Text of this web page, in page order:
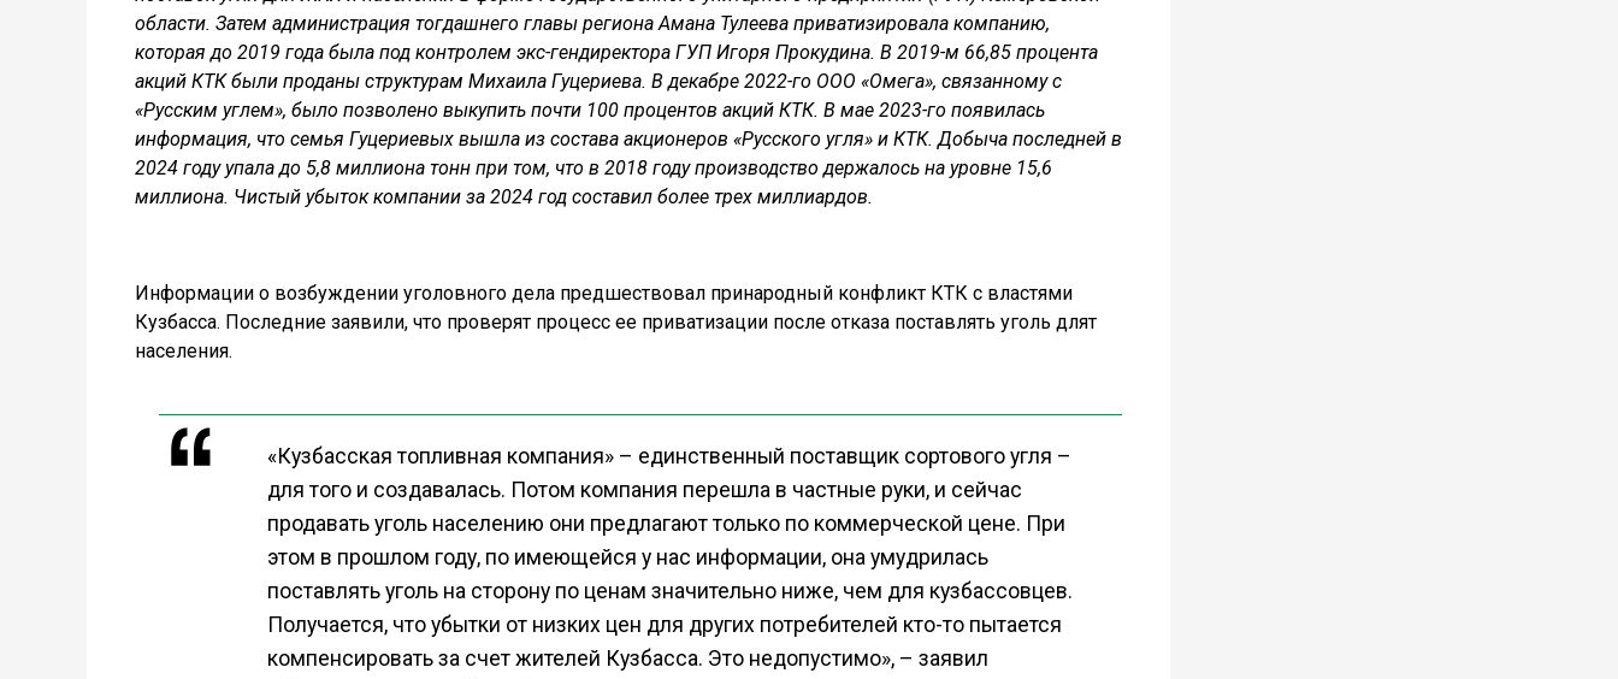
области. Затем администрация тогдашнего главы региона Амана Тулеева приватизировала компанию,
которая до 2019 года была под контролем экс-гендиректора ГУП Игоря Прокудина. В 2019-м 66,85 процента
акций КТК были проданы структурам Михаила Гуцериева. В декабре 2022-го ООО «Омега», связанному с
«Русским углем», было позволено выкупить почти 100 процентов акций КТК. В мае 2023-го появилась
информация, что семья Гуцериевых вышла из состава акционеров «Русского угля» и КТК. Добыча последней в
2024 году упала до 5,8 миллиона тонн при том, что в 2018 году производство держалось на уровне 15,6
миллиона. Чистый убыток компании за 2024 год составил более трех миллиардов.
Информации о возбуждении уголовного дела предшествовал принародный конфликт КТК с властями
Кузбасса. Последние заявили, что проверят процесс ее приватизации после отказа поставлять уголь длят
населения.
«Кузбасская топливная компания» – единственный поставщик сортового угля –
для того и создавалась. Потом компания перешла в частные руки, и сейчас
продавать уголь населению они предлагают только по коммерческой цене. При
этом в прошлом году, по имеющейся у нас информации, она умудрилась
поставлять уголь на сторону по ценам значительно ниже, чем для кузбассовцев.
Получается, что убытки от низких цен для других потребителей кто-то пытается
компенсировать за счет жителей Кузбасса. Это недопустимо», – заявил